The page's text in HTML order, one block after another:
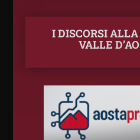
I DISCORSI
VALLE